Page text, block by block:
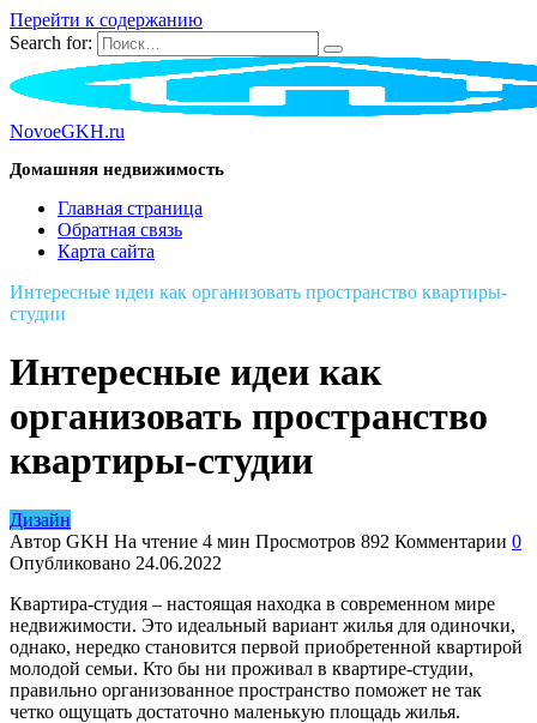
Перейти к содержанию
Search for:
NovoeGKH.ru
Домашняя недвижимость
Главная страница
Обратная связь
Карта сайта
Интересные идеи как организовать пространство квартиры-
студии
Интересные идеи как
организовать пространство
квартиры-студии
Дизайн
Автор GKH На чтение 4 мин Просмотров 892 Комментарии 0
Опубликовано 24.06.2022
Квартира-студия – настоящая находка в современном мире
недвижимости. Это идеальный вариант жилья для одиночки,
однако, нередко становится первой приобретенной квартирой
молодой семьи. Кто бы ни проживал в квартире-студии,
правильно организованное пространство поможет не так
четко ощущать достаточно маленькую площадь жилья.